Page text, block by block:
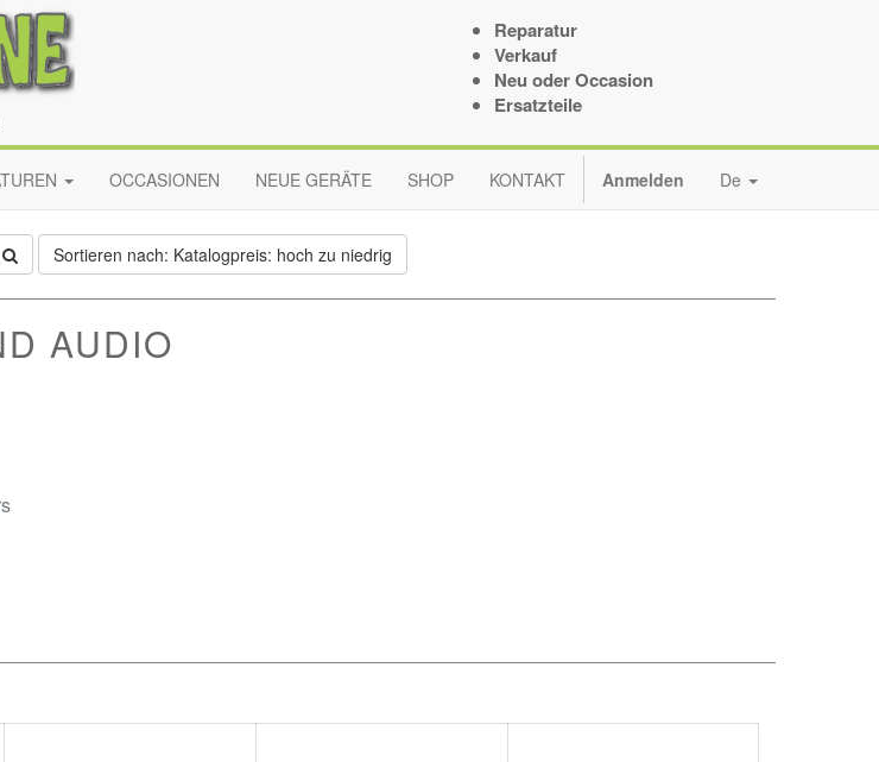
Reparatur
Verkauf
Neu oder Occasion
Ersatzteile
OCCASIONEN NEUE GERÄTE SHOP KONTAKT Anmelden De
Sortieren nach: Katalogpreis: hoch zu niedrig
AUDIO